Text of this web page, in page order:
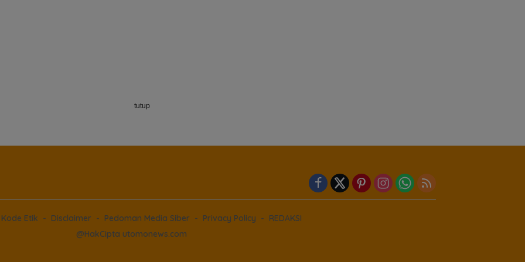
Kode Etik Disclaimer Pedoman Media Siber Privacy Policy
REDAKSI
@HakCipta utomonews.com
tutup